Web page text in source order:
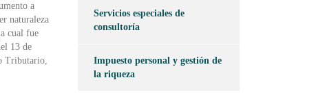
a
naturaleza
cual fue
13 de
Tributario,
Servicios especiales de
consultoría
Impuesto personal y gestión de
la riqueza